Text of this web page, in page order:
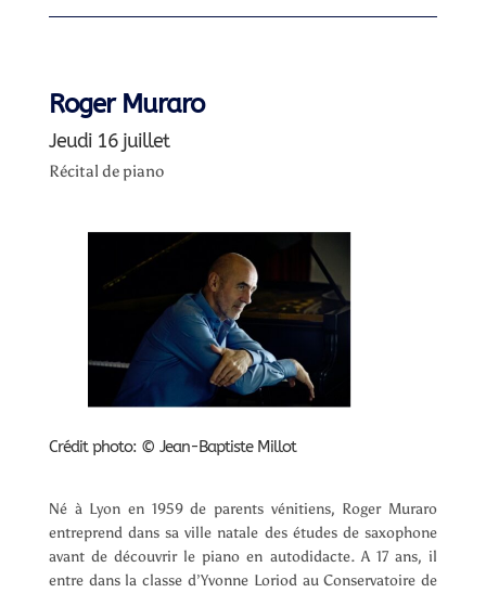
Roger Muraro
Jeudi 16 juillet
Récital de piano
Crédit photo: © Jean-Baptiste Millot
Né à Lyon en 1959 de parents vénitiens, Roger Muraro
entreprend dans sa ville natale des études de saxophone
avant de découvrir le piano en autodidacte. A 17 ans, il
entre dans la classe d’Yvonne Loriod au Conservatoire de